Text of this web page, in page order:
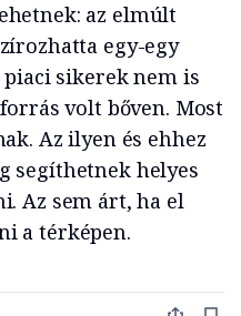
az elmúlt
egy-egy
piaci sikerek nem is
volt bőven. Most
Az ilyen és ehhez
segíthetnek helyes
Az sem árt, ha el
a térképen.